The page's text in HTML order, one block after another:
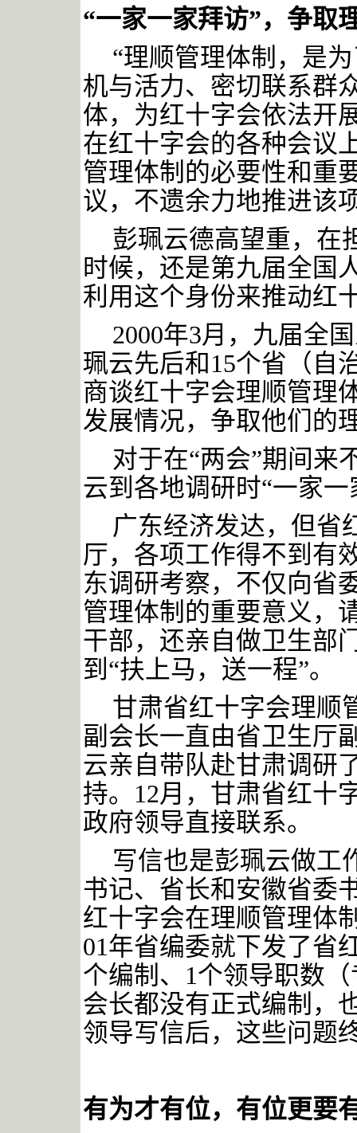
“一家一家拜访”，争取
“理顺管理体制，是
机与活力、密切联系群
体，为红十字会依法开
在红十字会的各种会议
管理体制的必要性和重
议，不遗余力地推进该
彭珮云德高望重，在
时候，还是第九届全国
利用这个身份来推动红
2000年3月，九届全
珮云先后和15个省（自
商谈红十字会理顺管理
发展情况，争取他们的
对于在“两会”期间来
云到各地调研时“一家一
广东经济发达，但省
厅，各项工作得不到有
东调研考察，不仅向省
管理体制的重要意义，
干部，还亲自做卫生部
到“扶上马，送一程”。
甘肃省红十字会理顺
副会长一直由省卫生厅
云亲自带队赴甘肃调研
持。12月，甘肃省红十
政府领导直接联系。
写信也是彭珮云做工
书记、省长和安徽省委
红十字会在理顺管理体
01年省编委就下发了省
个编制、1个领导职数
会长都没有正式编制，
领导写信后，这些问题
有为才有位，有位更要